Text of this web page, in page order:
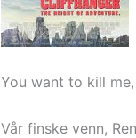
You want to kill
Vår finske venn,